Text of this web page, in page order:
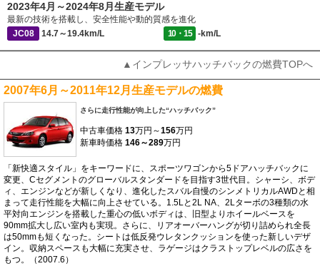
2023年4月～2024年8月生産モデル
最新の技術を搭載し、安全性能や動的質感を進化
JC08
14.7～19.4km/L 10・15 -km/L
▲インプレッサハッチバックの燃費TOPへ
2007年6月～2011年12月生産モデルの燃費
さらに走行性能が向上した“ハッチバック”
中古車価格 13万円～156万円
新車時価格 146～289万円
「新快適スタイル」をキーワードに、スポーツワゴンから5ドアハッチバックに
変更、Cセグメントのグローバルスタンダードを目指す3世代目。シャーシ、ボデ
ィ、エンジンなどが新しくなり、進化したスバル自慢のシンメトリカルAWDと相
まって走行性能を大幅に向上させている。1.5Lと2L NA、2Lターボの3種類の水
平対向エンジンを搭載した重心の低いボディは、旧型よりホイールベースを
90mm拡大し広い室内も実現。さらに、リアオーバーハングが切り詰められ全長
は50mmも短くなった。シートは低反発ウレタンクッションを使った新しいデザ
イン。収納スペースも大幅に充実させ、ラゲージはクラストップレベルの広さを
もつ。（2007.6）